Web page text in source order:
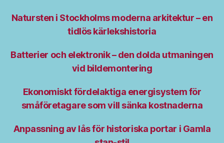
Natursten i Stockholms moderna arkitektur – en
tidlös kärlekshistoria
Batterier och elektronik – den dolda utmaningen
vid bildemontering
Ekonomiskt fördelaktiga energisystem för
småföretagare som vill sänka kostnaderna
Anpassning av lås för historiska portar i Gamla